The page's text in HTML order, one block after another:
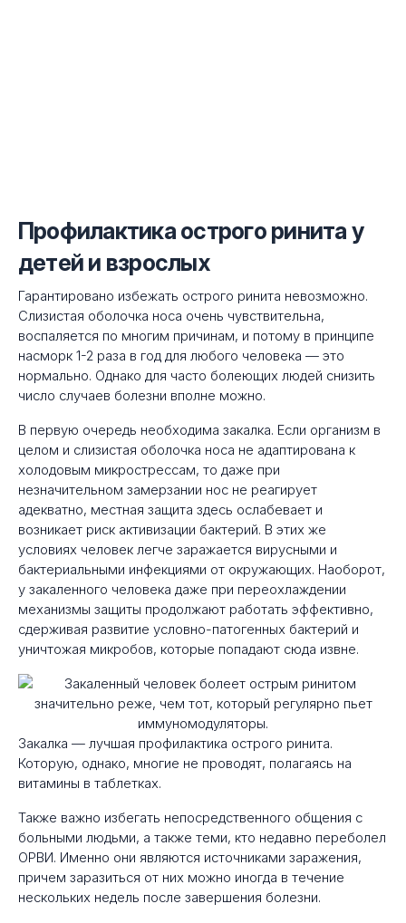
Профилактика острого ринита у
детей и взрослых
Гарантировано избежать острого ринита невозможно.
Слизистая оболочка носа очень чувствительна,
воспаляется по многим причинам, и потому в принципе
насморк 1-2 раза в год для любого человека — это
нормально. Однако для часто болеющих людей снизить
число случаев болезни вполне можно.
В первую очередь необходима закалка. Если организм в
целом и слизистая оболочка носа не адаптирована к
холодовым микрострессам, то даже при
незначительном замерзании нос не реагирует
адекватно, местная защита здесь ослабевает и
возникает риск активизации бактерий. В этих же
условиях человек легче заражается вирусными и
бактериальными инфекциями от окружающих. Наоборот,
у закаленного человека даже при переохлаждении
механизмы защиты продолжают работать эффективно,
сдерживая развитие условно-патогенных бактерий и
уничтожая микробов, которые попадают сюда извне.
Закалка — лучшая профилактика острого ринита.
Которую, однако, многие не проводят, полагаясь на
витамины в таблетках.
Также важно избегать непосредственного общения с
больными людьми, а также теми, кто недавно переболел
ОРВИ. Именно они являются источниками заражения,
причем заразиться от них можно иногда в течение
нескольких недель после завершения болезни.